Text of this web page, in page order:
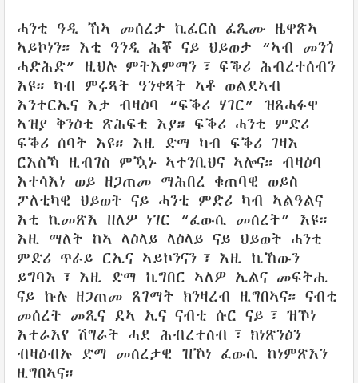
ሓንቲ ዓዲ ኸኣ መሰረታ ኪፈርስ ፈጺሙ ዜዋጽኣ
ኣይኮነን። እቲ ዓንዲ ሕቖ ናይ ህይወታ “ኣብ መንጎ
ሓድሕድ” ዚህሉ ምትእምማን፣ ፍቕሪ ሕብረተሰብን
እዩ። ካብ ምሩጻት ዓንቀጻት ኣቶ ወልደኣብ
እንተርኤና እታ ብዛዕባ “ፍቕሪ ሃገር” ዝጸሓፉዋ
ኣዝያ ቅንዕቲ ጽሕፍቲ እያ። ፍቕሪ ሓንቲ ምድሪ
ፍቕሪ ሰባት እዩ። እዚ ድማ ካብ ፍቕሪ ገዛእ
ርእስኻ ዚብገስ ምዃኑ ኣተንቢህና ኣሎና። ብዛዕባ
እተሳእነ ወይ ዘጋጠመ ማሕበረ ቁጠባዊ ወይስ
ፖለቲካዊ ህይወት ናይ ሓንቲ ምድሪ ካብ ኣልዓልና
እቲ ኪመጽእ ዘለዎ ነገር “ፈውሲ መሰረት” እዩ።
እዚ ማለት ከኣ ላዕላይ ላዕላይ ናይ ህይወት ሓንቲ
ምድሪ ጥራይ ርኢና ኣይኮንናን፣ እዚ ኪኸውን
ይግባእ፣ እዚ ድማ ኪግበር ኣለዎ ኢልና መፍትሒ
ናይ ኩሉ ዘጋጠመ ጸገማት ክንዛረብ ዚግበኣና። ናብቲ
መሰረት መጺና ደኣ ኢና ናብቲ ሱር ናይ፣ ዝኾነ
እተራእየ ሽግራት ሓደ ሕብረተሰብ፣ ክነጽንዕን
ብዛዕብኡ ድማ መሰረታዊ ዝኾነ ፈውሲ ከነምጽእን
ዚግበኣና።